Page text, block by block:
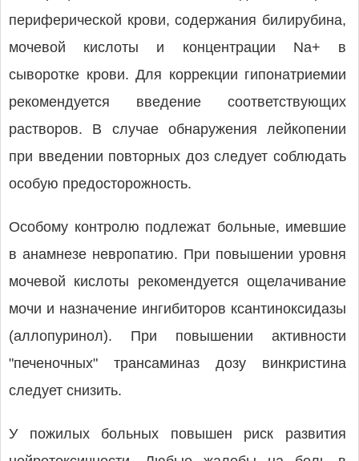
периферической крови, содержания билирубина,
мочевой кислоты и концентрации Na+ в
сыворотке крови. Для коррекции гипонатриемии
рекомендуется введение соответствующих
растворов. В случае обнаружения лейкопении
при введении повторных доз следует соблюдать
особую предосторожность.
Особому контролю подлежат больные, имевшие
в анамнезе невропатию. При повышении уровня
мочевой кислоты рекомендуется ощелачивание
мочи и назначение ингибиторов ксантиноксидазы
(аллопуринол). При повышении активности
"печеночных" трансаминаз дозу винкристина
следует снизить.
У пожилых больных повышен риск развития